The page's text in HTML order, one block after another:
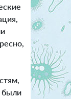
были